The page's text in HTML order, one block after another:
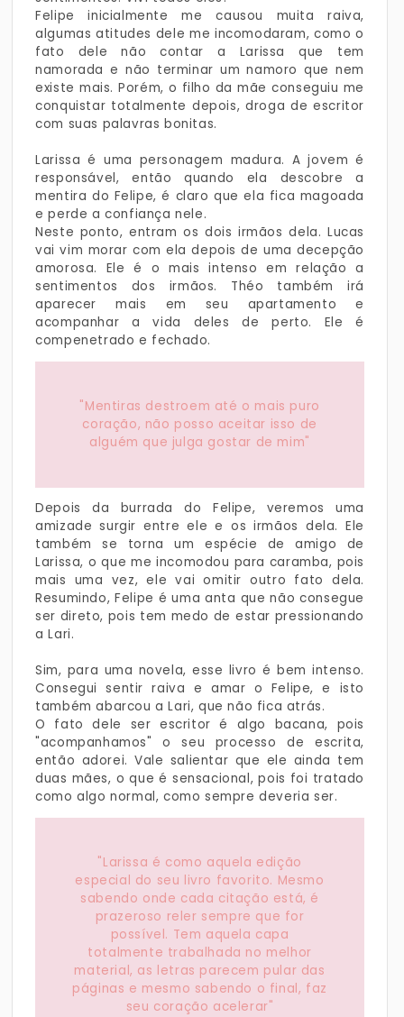
Felipe inicialmente me causou muita raiva,
algumas atitudes dele me incomodaram, como o
fato dele não contar a Larissa que tem
namorada e não terminar um namoro que nem
existe mais. Porém, o filho da mãe conseguiu me
conquistar totalmente depois, droga de escritor
com suas palavras bonitas.
Larissa é uma personagem madura. A jovem é
responsável, então quando ela descobre a
mentira do Felipe, é claro que ela fica magoada
e perde a confiança nele.
Neste ponto, entram os dois irmãos dela. Lucas
vai vim morar com ela depois de uma decepção
amorosa. Ele é o mais intenso em relação a
sentimentos dos irmãos. Théo também irá
aparecer mais em seu apartamento e
acompanhar a vida deles de perto. Ele é
compenetrado e fechado.
"Mentiras destroem até o mais puro
coração, não posso aceitar isso de
alguém que julga gostar de mim"
Depois da burrada do Felipe, veremos uma
amizade surgir entre ele e os irmãos dela. Ele
também se torna um espécie de amigo de
Larissa, o que me incomodou para caramba, pois
mais uma vez, ele vai omitir outro fato dela.
Resumindo, Felipe é uma anta que não consegue
ser direto, pois tem medo de estar pressionando
a Lari.
Sim, para uma novela, esse livro é bem intenso.
Consegui sentir raiva e amar o Felipe, e isto
também abarcou a Lari, que não fica atrás.
O fato dele ser escritor é algo bacana, pois
"acompanhamos" o seu processo de escrita,
então adorei. Vale salientar que ele ainda tem
duas mães, o que é sensacional, pois foi tratado
como algo normal, como sempre deveria ser.
"Larissa é como aquela edição
especial do seu livro favorito. Mesmo
sabendo onde cada citação está, é
prazeroso reler sempre que for
possível. Tem aquela capa
totalmente trabalhada no melhor
material, as letras parecem pular das
páginas e mesmo sabendo o final, faz
seu coração acelerar"